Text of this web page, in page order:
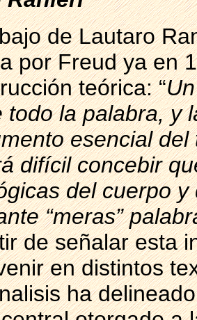
de Lautaro
por Freud ya en
teórica: “
todo la palabra, y
esencial
difícil concebir
del cuerpo
“meras”
de señalar esta
en distintos
ha